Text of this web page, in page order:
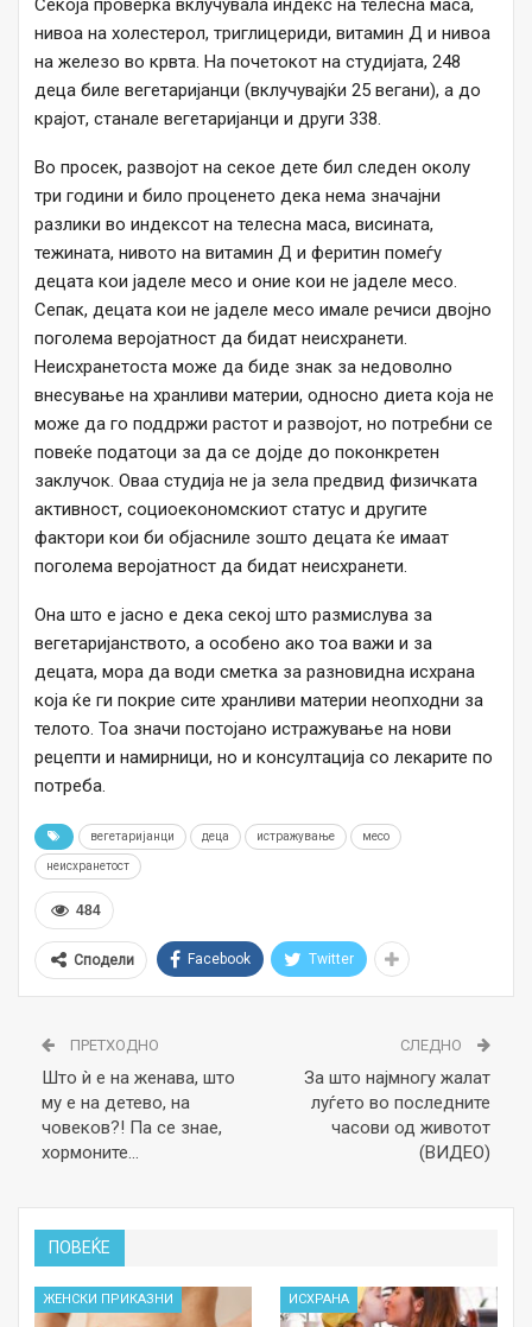
Секоја проверка вклучувала индекс на телесна маса,
нивоа на холестерол, триглицериди, витамин Д и нивоа
на железо во крвта. На почетокот на студијата, 248
деца биле вегетаријанци (вклучувајќи 25 вегани), а до
крајот, станале вегетаријанци и други 338.
Во просек, развојот на секое дете бил следен околу
три години и било проценето дека нема значајни
разлики во индексот на телесна маса, висината,
тежината, нивото на витамин Д и феритин помеѓу
децата кои јаделе месо и оние кои не јаделе месо.
Сепак, децата кои не јаделе месо имале речиси двојно
поголема веројатност да бидат неисхранети.
Неисхранетоста може да биде знак за недоволно
внесување на хранливи материи, односно диета која не
може да го поддржи растот и развојот, но потребни се
повеќе податоци за да се дојде до поконкретен
заклучок. Оваа студија не ја зела предвид физичката
активност, социоекономскиот статус и другите
фактори кои би објасниле зошто децата ќе имаат
поголема веројатност да бидат неисхранети.
Она што е јасно е дека секој што размислува за
вегетаријанството, а особено ако тоа важи и за
децата, мора да води сметка за разновидна исхрана
која ќе ги покрие сите хранливи материи неопходни за
телото. Тоа значи постојано истражување на нови
рецепти и намирници, но и консултација со лекарите по
потреба.
вегетаријанци деца истражување месо
неисхранетост
484
Сподели Facebook Twitter
ПРЕТХОДНО
Што ѝ е на женава, што
му е на детево, на
човеков?! Па се знае,
хормоните…
СЛЕДНО
За што најмногу жалат
луѓето во последните
часови од животот
(ВИДЕО)
ПОВЕЌЕ
ЖЕНСКИ ПРИКАЗНИ ИСХРАНА